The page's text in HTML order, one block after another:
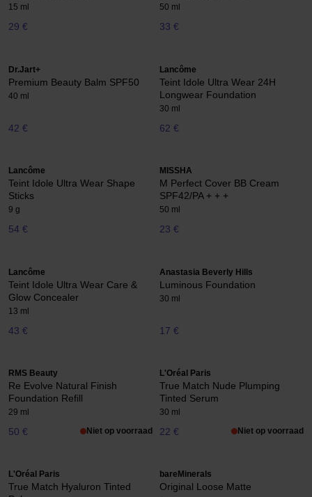
15 ml
29 €
50 ml
33 €
Dr.Jart+
Premium Beauty Balm SPF50
40 ml
42 €
Lancôme
Teint Idole Ultra Wear 24H
Longwear Foundation
30 ml
62 €
Lancôme
Teint Idole Ultra Wear Shape
Sticks
9 g
54 €
MISSHA
M Perfect Cover BB Cream
SPF42/PA + + +
50 ml
23 €
Lancôme
Teint Idole Ultra Wear Care &
Glow Concealer
13 ml
43 €
Anastasia Beverly Hills
Luminous Foundation
30 ml
17 €
RMS Beauty
Re Evolve Natural Finish
Foundation Refill
29 ml
50 € Niet op voorraad
L'Oréal Paris
True Match Nude Plumping
Tinted Serum
30 ml
22 € Niet op voorraad
L'Oréal Paris
True Match Hyaluron Tinted
bareMinerals
Original Loose Matte